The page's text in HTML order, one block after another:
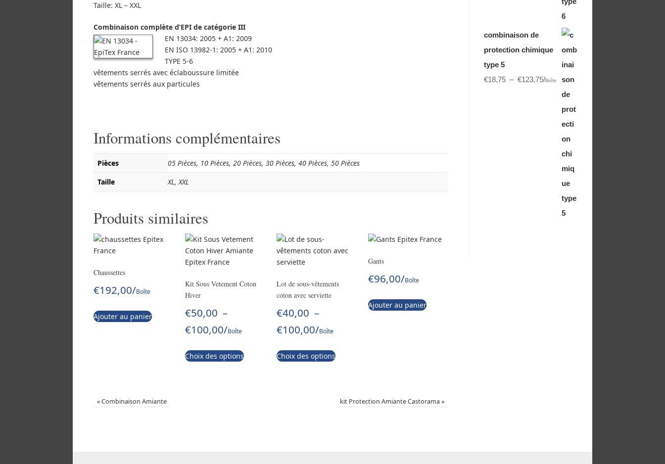
Taille: XL – XXL
Combinaison complète d’EPI de catégorie III
EN 13034: 2005 + A1: 2009
EN ISO 13982-1: 2005 + A1: 2010
TYPE 5-6
vêtements serrés avec éclaboussure limitée
vêtements serrés aux particules
Informations complémentaires
Pièces
05 Pièces, 10 Pièces, 20 Pièces, 30 Pièces, 40 Pièces, 50 Pièces
Taille
XL, XXL
Produits similaires
Chaussettes
€192,00/Boîte
Ajouter au panier
Kit Sous Vetement Coton
Hiver
€50,00 –
€100,00/Boîte
Choix des options
Lot de sous-vêtements
coton avec serviette
€40,00 –
€100,00/Boîte
Choix des options
Gants
€96,00/Boîte
Ajouter au panier
«Combinaison Amiante kit Protection Amiante Castorama »
combinaison de
protection chimique
type 5
€18,75 – €123,75/Boîte